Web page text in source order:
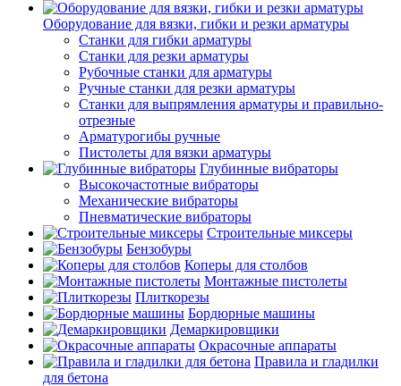
Оборудование для вязки, гибки и резки арматуры
Станки для гибки арматуры
Станки для резки арматуры
Рубочные станки для арматуры
Ручные станки для резки арматуры
Станки для выпрямления арматуры и правильно-
отрезные
Арматурогибы ручные
Пистолеты для вязки арматуры
Глубинные вибраторы
Высокочастотные вибраторы
Механические вибраторы
Пневматические вибраторы
Строительные миксеры
Бензобуры
Коперы для столбов
Монтажные пистолеты
Плиткорезы
Бордюрные машины
Демаркировщики
Окрасочные аппараты
Правила и гладилки
для бетона